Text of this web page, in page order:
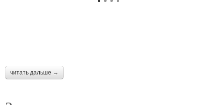
читать дальше →